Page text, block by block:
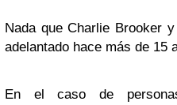
Nada que Charlie Brooker y
adelantado hace más de 15
En el caso de